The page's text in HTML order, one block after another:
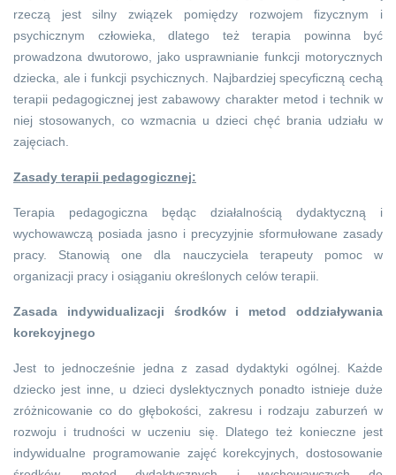
rzeczą jest silny związek pomiędzy rozwojem fizycznym i
psychicznym człowieka, dlatego też terapia powinna być
prowadzona dwutorowo, jako usprawnianie funkcji motorycznych
dziecka, ale i funkcji psychicznych. Najbardziej specyficzną cechą
terapii pedagogicznej jest zabawowy charakter metod i technik w
niej stosowanych, co wzmacnia u dzieci chęć brania udziału w
zajęciach.
Zasady terapii pedagogicznej:
Terapia pedagogiczna będąc działalnością dydaktyczną i
wychowawczą posiada jasno i precyzyjnie sformułowane zasady
pracy. Stanowią one dla nauczyciela terapeuty pomoc w
organizacji pracy i osiąganiu określonych celów terapii.
Zasada indywidualizacji środków i metod oddziaływania
korekcyjnego
Jest to jednocześnie jedna z zasad dydaktyki ogólnej. Każde
dziecko jest inne, u dzieci dyslektycznych ponadto istnieje duże
zróżnicowanie co do głębokości, zakresu i rodzaju zaburzeń w
rozwoju i trudności w uczeniu się. Dlatego też konieczne jest
indywidualne programowanie zajęć korekcyjnych, dostosowanie